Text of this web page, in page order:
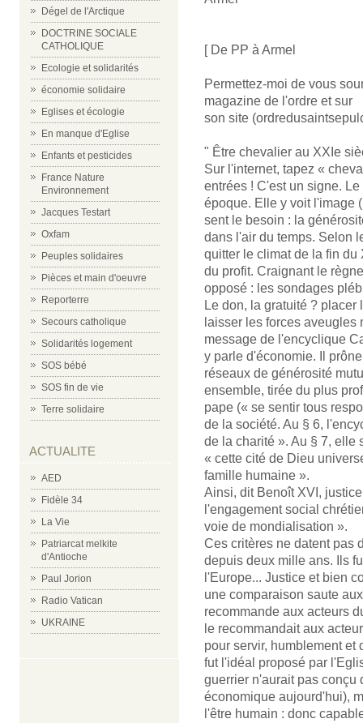
Dégel de l'Arctique
DOCTRINE SOCIALE
CATHOLIQUE
Ecologie et solidarités
économie solidaire
Eglises et écologie
En manque d'Eglise
Enfants et pesticides
France Nature
Environnement
Jacques Testart
Oxfam
Peuples solidaires
Pièces et main d'oeuvre
Reporterre
Secours catholique
Solidarités logement
SOS bébé
SOS fin de vie
Terre solidaire
ACTUALITE
AED
Fidèle 34
La Vie
Patriarcat melkite
d'Antioche
Paul Jorion
Radio Vatican
UKRAINE
[ De PP à Armel
Permettez-moi de vous
magazine de l'ordre et sur
son site
" Être chevalier au XXIe
Sur l'internet, tapez «
entrées ! C'est un signe.
époque. Elle y voit l'image
sent le besoin : la
dans l'air du temps. Selon
quitter le climat de la fin
du profit. Craignant le
opposé : les sondages
Le don, la gratuité ?
laisser les forces
message de l'encyclique
y parle d'économie. Il
réseaux de générosité
ensemble, tirée du plus
pape (« se sentir tous
de la société. Au § 6,
de la charité ». Au § 7, elle
« cette cité de Dieu
famille humaine ».
Ainsi, dit Benoît XVI,
l'engagement social
voie de mondialisation ».
Ces critères ne datent pas
depuis deux mille ans. Ils
l'Europe... Justice et bien
une comparaison saute
recommande aux acteurs
le recommandait aux
pour servir, humblement et
fut l'idéal proposé par
guerrier n'aurait pas conçu
économique aujourd'hui),
l'être humain : donc